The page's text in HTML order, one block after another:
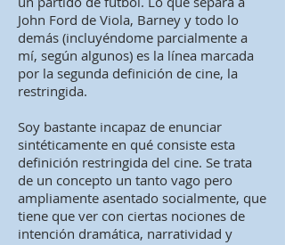
John Ford de Viola, Barney y todo lo
demás (incluyéndome parcialmente a
mí, según algunos) es la línea marcada
por la segunda definición de cine, la
restringida.
Soy bastante incapaz de enunciar
sintéticamente en qué consiste esta
definición restringida del cine. Se trata
de un concepto un tanto vago pero
ampliamente asentado socialmente, que
tiene que ver con ciertas nociones de
intención dramática, narratividad y